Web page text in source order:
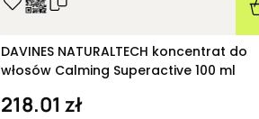
DAVINES NATURALTECH koncentrat do
włosów Calming Superactive 100 ml
218.01 zł